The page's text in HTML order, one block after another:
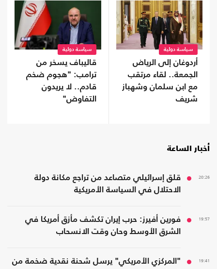
سياسة دولية
أردوغان إلى الرياض
الجمعة.. لقاء مرتقب
مع ابن سلمان وشهباز
شريف
سياسة دولية
قاليباف يسخر من
ترامب: "هجوم ضخم
قادم.. لا يريدون
التفاوض"
أخبار الساعة
20:26
قلق إسرائيلي متصاعد من تراجع مكانة دولة
الاحتلال في السياسة الأمريكية
19:57
فورين أفيرز: حرب إيران تكشف مأزق أمريكا في
الشرق الأوسط وحان وقت الانسحاب
19:41
"المركزي الأمريكي" يرسل شحنة نقدية ضخمة من